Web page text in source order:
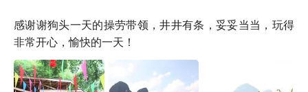
感谢谢狗头一天的操劳带领，井井有条，妥妥当当，玩得
非常开心，愉快的一天！